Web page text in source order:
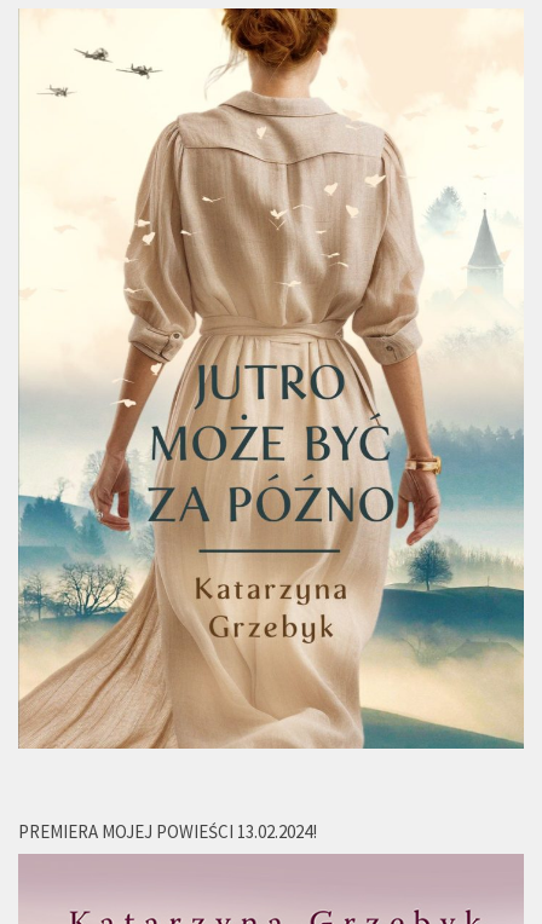
PREMIERA MOJEJ POWIEŚCI 13.02.2024!